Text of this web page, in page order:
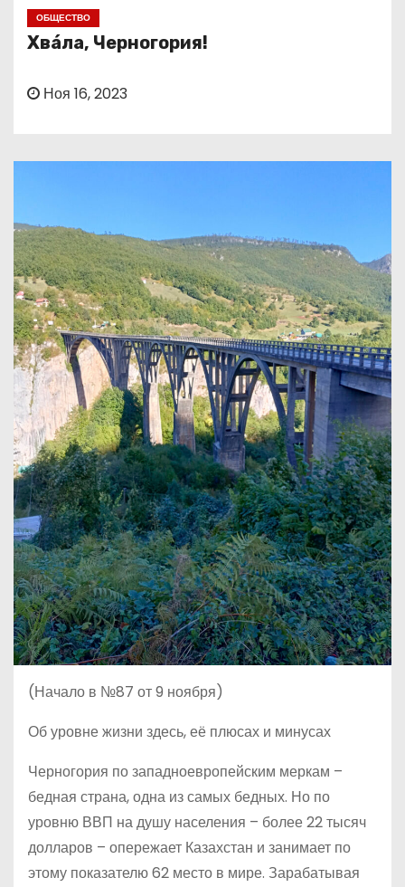
ОБЩЕСТВО
Хвáла, Черногория!
Ноя 16, 2023
(Начало в №87 от 9 ноября)
Об уровне жизни здесь, её плюсах и минусах
Черногория по западноевропейским меркам –
бедная страна, одна из самых бедных. Но по
уровню ВВП на душу населения – более 22 тысяч
долларов – опережает Казахстан и занимает по
этому показателю 62 место в мире. Зарабатывая